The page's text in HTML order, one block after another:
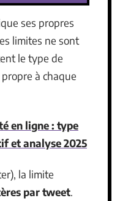
ses propres
limites ne sont
le type de
à chaque
en ligne : type
et analyse 2025
la limite
par tweet.